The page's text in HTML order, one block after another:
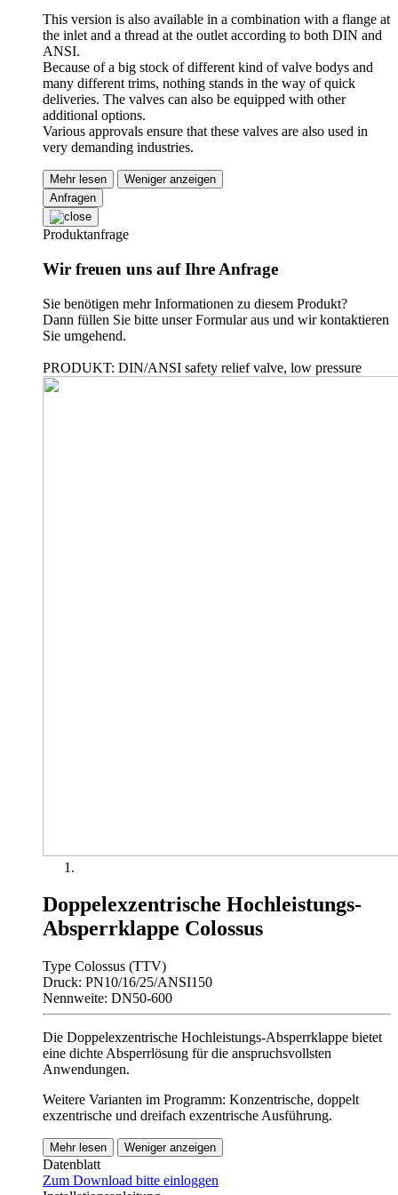
This version is also available in a combination with a flange at
the inlet and a thread at the outlet according to both DIN and
ANSI.
Because of a big stock of different kind of valve bodys and
many different trims, nothing stands in the way of quick
deliveries. The valves can also be equipped with other
additional options.
Various approvals ensure that these valves are also used in
very demanding industries.
Mehr lesen
Weniger anzeigen
Anfragen
Produktanfrage
Wir freuen uns auf Ihre Anfrage
Sie benötigen mehr Informationen zu diesem Produkt?
Dann füllen Sie bitte unser Formular aus und wir kontaktieren
Sie umgehend.
PRODUKT: DIN/ANSI safety relief valve, low pressure
Doppelexzentrische Hochleistungs-
Absperrklappe Colossus
Type Colossus (TTV)
Druck: PN10/16/25/ANSI150
Nennweite: DN50-600
Die Doppelexzentrische Hochleistungs-Absperrklappe bietet
eine dichte Absperrlösung für die anspruchsvollsten
Anwendungen.
Weitere Varianten im Programm: Konzentrische, doppelt
exzentrische und dreifach exzentrische Ausführung.
Mehr lesen Weniger anzeigen
Datenblatt
Zum Download bitte einloggen